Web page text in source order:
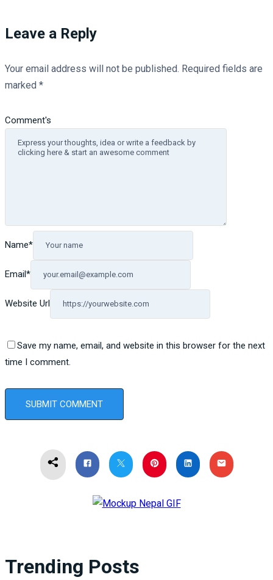
Leave a Reply
Your email address will not be published. Required fields are
marked *
Comment's
Name*
Email*
Website Url
Save my name, email, and website in this browser for the next
time I comment.
Trending Posts